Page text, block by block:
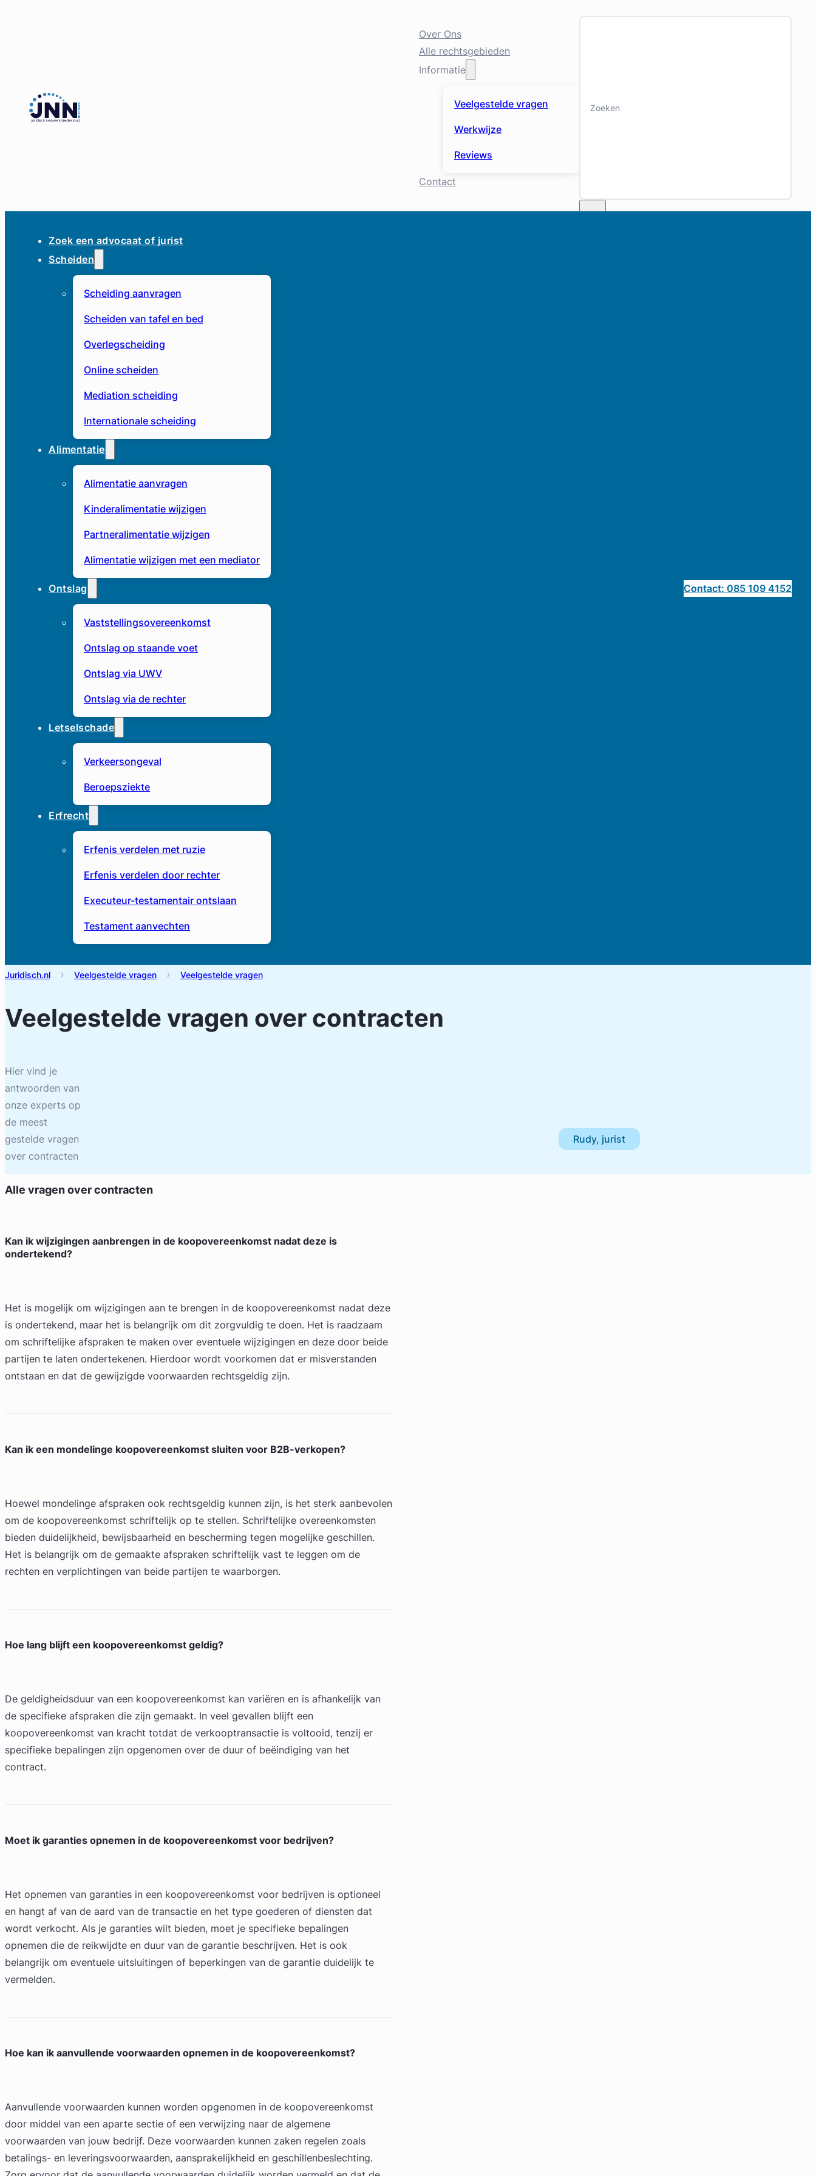
Over Ons
Alle rechtsgebieden
Informatie
Veelgestelde vragen
Werkwijze
Reviews
Contact
Zoek een advocaat of jurist
Scheiden
Scheiding aanvragen
Scheiden van tafel en bed
Overlegscheiding
Online scheiden
Mediation scheiding
Internationale scheiding
Alimentatie
Alimentatie aanvragen
Kinderalimentatie wijzigen
Partneralimentatie wijzigen
Alimentatie wijzigen met een mediator
Ontslag
Vaststellingsovereenkomst
Ontslag op staande voet
Ontslag via UWV
Ontslag via de rechter
Letselschade
Verkeersongeval
Beroepsziekte
Erfrecht
Erfenis verdelen met ruzie
Erfenis verdelen door rechter
Executeur-testamentair ontslaan
Testament aanvechten
Contact: 085 109 4152
Juridisch.nl Veelgestelde vragen Veelgestelde vragen
Veelgestelde vragen over contracten
Hier vind je
antwoorden van
onze experts op
de meest
gestelde vragen
over contracten
Rudy, jurist
Alle vragen overcontracten
Kan ik wijzigingen aanbrengen in de koopovereenkomst nadat deze is
ondertekend?
Het is mogelijk om wijzigingen aan te brengen in de koopovereenkomst nadat deze
is ondertekend, maar het is belangrijk om dit zorgvuldig te doen. Het is raadzaam
om schriftelijke afspraken te maken over eventuele wijzigingen en deze door beide
partijen te laten ondertekenen. Hierdoor wordt voorkomen dat er misverstanden
ontstaan en dat de gewijzigde voorwaarden rechtsgeldig zijn.
Kan ik een mondelinge koopovereenkomst sluiten voor B2B-verkopen?
Hoewel mondelinge afspraken ook rechtsgeldig kunnen zijn, is het sterk aanbevolen
om de koopovereenkomst schriftelijk op te stellen. Schriftelijke overeenkomsten
bieden duidelijkheid, bewijsbaarheid en bescherming tegen mogelijke geschillen.
Het is belangrijk om de gemaakte afspraken schriftelijk vast te leggen om de
rechten en verplichtingen van beide partijen te waarborgen.
Hoe lang blijft een koopovereenkomst geldig?
De geldigheidsduur van een koopovereenkomst kan variëren en is afhankelijk van
de specifieke afspraken die zijn gemaakt. In veel gevallen blijft een
koopovereenkomst van kracht totdat de verkooptransactie is voltooid, tenzij er
specifieke bepalingen zijn opgenomen over de duur of beëindiging van het
contract.
Moet ik garanties opnemen in de koopovereenkomst voor bedrijven?
Het opnemen van garanties in een koopovereenkomst voor bedrijven is optioneel
en hangt af van de aard van de transactie en het type goederen of diensten dat
wordt verkocht. Als je garanties wilt bieden, moet je specifieke bepalingen
opnemen die de reikwijdte en duur van de garantie beschrijven. Het is ook
belangrijk om eventuele uitsluitingen of beperkingen van de garantie duidelijk te
vermelden.
Hoe kan ik aanvullende voorwaarden opnemen in de koopovereenkomst?
Aanvullende voorwaarden kunnen worden opgenomen in de koopovereenkomst
door middel van een aparte sectie of een verwijzing naar de algemene
voorwaarden van jouw bedrijf. Deze voorwaarden kunnen zaken regelen zoals
betalings- en leveringsvoorwaarden, aansprakelijkheid en geschillenbeslechting.